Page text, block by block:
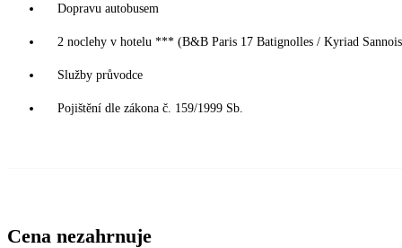
Dopravu autobusem
2 noclehy v hotelu *** (B&B Paris 17 Batignolles / Kyriad
Služby průvodce
Pojištění dle zákona č. 159/1999 Sb.
Cena nezahrnuje